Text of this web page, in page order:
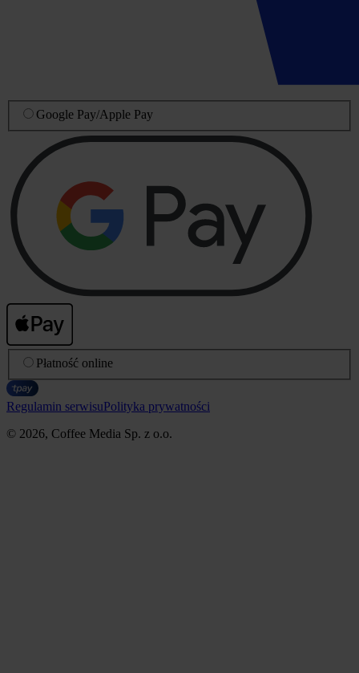
Google Pay/Apple Pay
Płatność online
Regulamin serwisuPolityka prywatności
© 2026, Coffee Media Sp. z o.o.